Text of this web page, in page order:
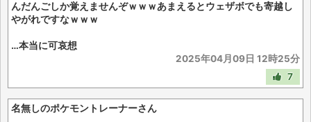
んだんごしか覚えませんぞｗｗｗあまえるとウェザボでも寄越し
やがれですなｗｗｗ
…本当に可哀想
2025年04月09日 12時25分
7
名無しのポケモントレーナーさん